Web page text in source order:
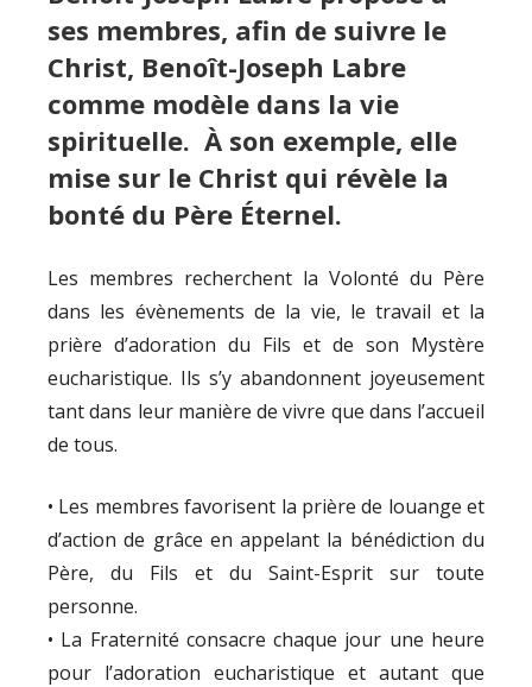
ses membres, afin de suivre le
Christ, Benoît-Joseph Labre
comme modèle dans la vie
spirituelle. À son exemple, elle
mise sur le Christ qui révèle la
bonté du Père Éternel.
Les membres recherchent la Volonté du Père
dans les évènements de la vie, le travail et la
prière d’adoration du Fils et de son Mystère
eucharistique. Ils s’y abandonnent joyeusement
tant dans leur manière de vivre que dans l’accueil
de tous.
• Les membres favorisent la prière de louange et
d’action de grâce en appelant la bénédiction du
Père, du Fils et du Saint-Esprit sur toute
personne.
• La Fraternité consacre chaque jour une heure
pour l’adoration eucharistique et autant que